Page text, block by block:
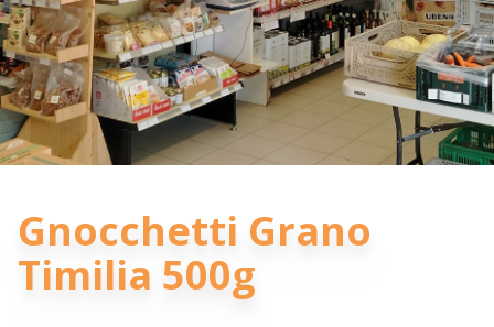
Gnocchetti Grano
Timilia 500g